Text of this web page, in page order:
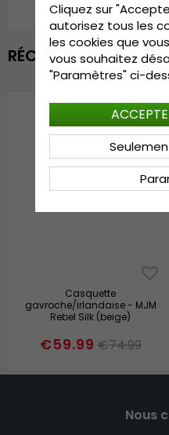
RÉCEMMENT VU
Casquette
gavroche/irlandaise - MJM
Rebel Silk (beige)
€59.99 €74.99
Nous
Cliquez sur
autorisez tous les
les cookies que
vous souhaitez
"Paramètres" ci-